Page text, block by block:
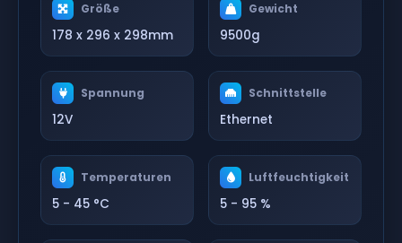
Größe
178 x 296 x 298mm
Gewicht
9500g
Spannung
12V
Schnittstelle
Ethernet
Temperaturen
5 - 45 °C
Luftfeuchtigkeit
5 - 95 %